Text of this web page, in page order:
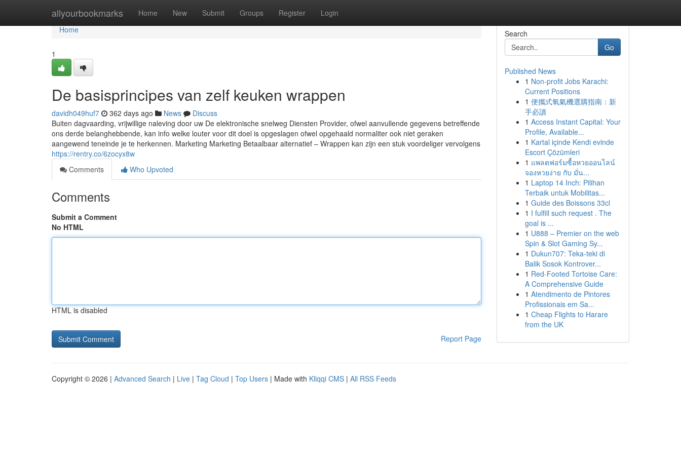
allyourbookmarks Home New Submit Groups Register Login
Home
Home
1
De basisprincipes van zelf keuken wrappen
davidh049huf7 362 days ago News
Discuss
Buiten dagvaarding, vrijwillige naleving door uw De elektronische snelweg Diensten Provider, ofwel aanvullende gegevens betreffende
ons derde belanghebbende, kan info welke louter voor dit doel is opgeslagen ofwel opgehaald normaliter ook niet geraken
aangewend teneinde je te herkennen. Marketing Marketing Betaalbaar alternatief – Wrappen kan zijn een stuk voordeliger vervolgens
https://rentry.co/6zocyx8w
Comments
Who Upvoted
Comments
Submit a Comment
No HTML
HTML is disabled
Report Page
Search
Go
Published News
1 Non-profit Jobs Karachi:
Current Positions
1 便攜式氧氣機選購指南：新
手必讀
1 Access Instant Capital: Your
Profile, Available...
1 Kartal içinde Kendi evinde
Escort Çözümleri
1 แพลตฟอร์มซื้อหวยออนไลน์
จองหวยง่าย กับ มั่น...
1 Laptop 14 Inch: Pilihan
Terbaik untuk Mobilitas...
1 Guide des Boissons 33cl
1 I fulfill such request . The
goal is ...
1 U888 – Premier on the web
Spin & Slot Gaming Sy...
1 Dukun707: Teka-teki di
Balik Sosok Kontrover...
1 Red-Footed Tortoise Care:
A Comprehensive Guide
1 Atendimento de Pintores
Profissionais em Sa...
1 Cheap Flights to Harare
from the UK
Copyright © 2026 | Advanced Search | Live | Tag Cloud | Top Users | Made with Kliqqi CMS | All RSS Feeds